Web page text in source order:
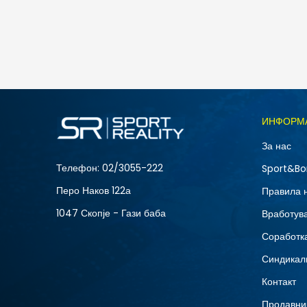
Телефон: 02/3055-222
Перо Наков 122а
1047 Скопје - Гази баба
За нас
Правила
Контакт